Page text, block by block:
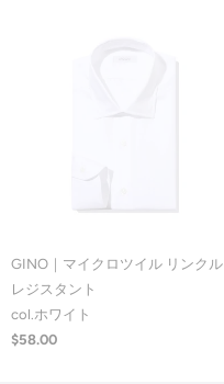
GINO｜マイクロツイル リンクル
レジスタント
col.ホワイト
$58.00